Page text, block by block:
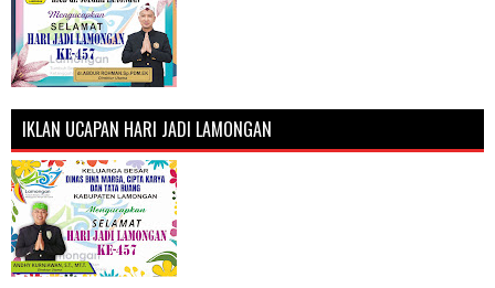
IKLAN UCAPAN HARI JADI LAMONGAN